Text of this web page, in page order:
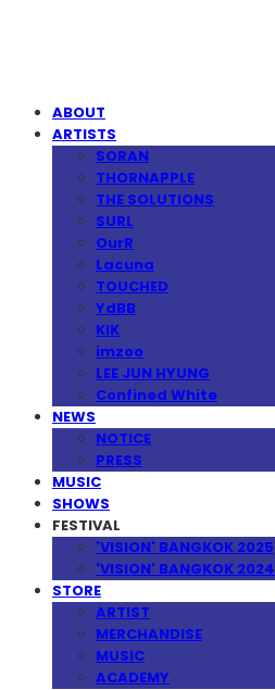
ABOUT
ARTISTS
SORAN
THORNAPPLE
THE SOLUTIONS
SURL
OurR
Lacuna
TOUCHED
YdBB
KIK
imzoo
LEE JUN HYUNG
Confined White
NEWS
NOTICE
PRESS
MUSIC
SHOWS
FESTIVAL
'VISION' BANGKOK 2025
'VISION' BANGKOK 2024
STORE
ARTIST
MERCHANDISE
MUSIC
ACADEMY